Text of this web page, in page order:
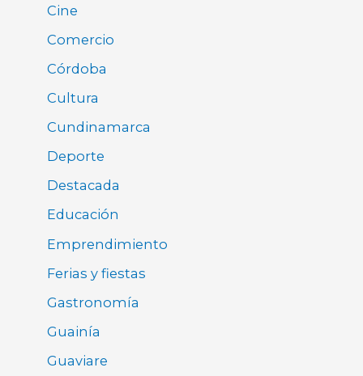
Cine
Comercio
Córdoba
Cultura
Cundinamarca
Deporte
Destacada
Educación
Emprendimiento
Ferias y fiestas
Gastronomía
Guainía
Guaviare